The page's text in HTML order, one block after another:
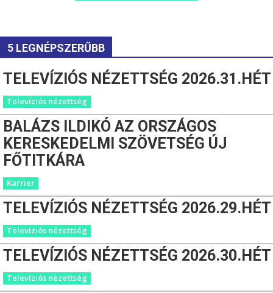
5 LEGNÉPSZERŰBB
TELEVÍZIÓS NÉZETTSÉG 2026.31.HÉT
Televíziós nézettség
BALÁZS ILDIKÓ AZ ORSZÁGOS
KERESKEDELMI SZÖVETSÉG ÚJ
FŐTITKÁRA
Karrier
TELEVÍZIÓS NÉZETTSÉG 2026.29.HÉT
Televíziós nézettség
TELEVÍZIÓS NÉZETTSÉG 2026.30.HÉT
Televíziós nézettség